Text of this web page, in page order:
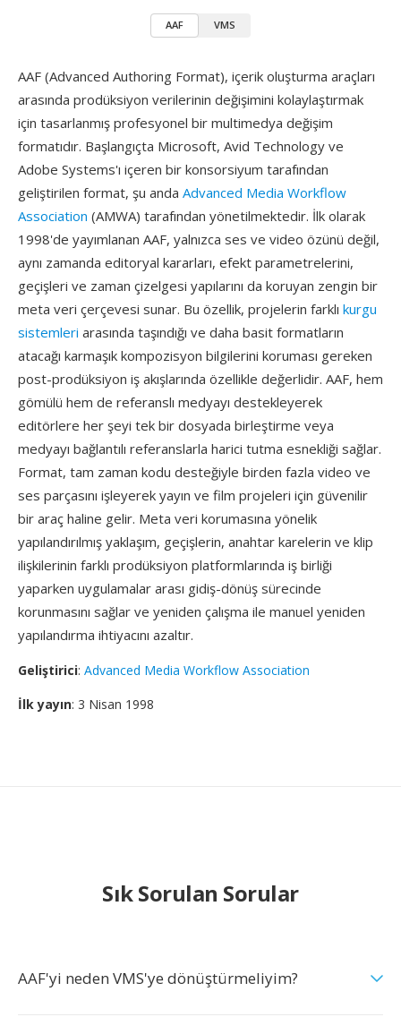
AAF VMS
AAF (Advanced Authoring Format), içerik oluşturma araçları
arasında prodüksiyon verilerinin değişimini kolaylaştırmak
için tasarlanmış profesyonel bir multimedya değişim
formatıdır. Başlangıçta Microsoft, Avid Technology ve
Adobe Systems'ı içeren bir konsorsiyum tarafından
geliştirilen format, şu anda Advanced Media Workflow
Association (AMWA) tarafından yönetilmektedir. İlk olarak
1998'de yayımlanan AAF, yalnızca ses ve video özünü değil,
aynı zamanda editoryal kararları, efekt parametrelerini,
geçişleri ve zaman çizelgesi yapılarını da koruyan zengin bir
meta veri çerçevesi sunar. Bu özellik, projelerin farklı kurgu
sistemleri arasında taşındığı ve daha basit formatların
atacağı karmaşık kompozisyon bilgilerini koruması gereken
post-prodüksiyon iş akışlarında özellikle değerlidir. AAF, hem
gömülü hem de referanslı medyayı destekleyerek
editörlere her şeyi tek bir dosyada birleştirme veya
medyayı bağlantılı referanslarla harici tutma esnekliği sağlar.
Format, tam zaman kodu desteğiyle birden fazla video ve
ses parçasını işleyerek yayın ve film projeleri için güvenilir
bir araç haline gelir. Meta veri korumasına yönelik
yapılandırılmış yaklaşım, geçişlerin, anahtar karelerin ve klip
ilişkilerinin farklı prodüksiyon platformlarında iş birliği
yaparken uygulamalar arası gidiş-dönüş sürecinde
korunmasını sağlar ve yeniden çalışma ile manuel yeniden
yapılandırma ihtiyacını azaltır.
Geliştirici: Advanced Media Workflow Association
İlk yayın: 3 Nisan 1998
Sık Sorulan Sorular
AAF'yi neden VMS'ye dönüştürmeliyim?